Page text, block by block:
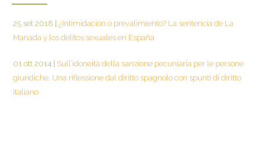
25 set 2018 | ¿Intimidación o prevalimiento? La sentencia de La
Manada y los delitos sexuales en España
01 ott 2014 | Sull’idoneità della sanzione pecuniaria per le persone
giuridiche. Una riflessione dal diritto spagnolo con spunti di diritto
italiano